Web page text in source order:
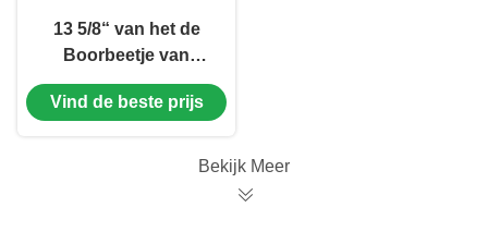
13 5/8“ van het de
Boorbeetje van
FSA517G Tricone
Tandbeetje/Staal met
Vind de beste prijs
Bekijk Meer